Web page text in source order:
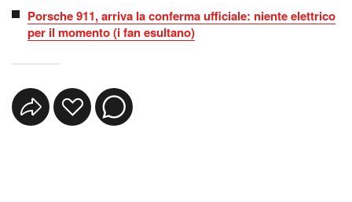
Porsche 911, arriva la conferma ufficiale: niente elettrico
per il momento (i fan esultano)